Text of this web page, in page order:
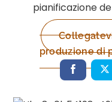
pianificazione
produzione di